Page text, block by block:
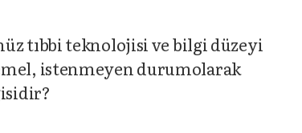
tıbbi teknolojisi ve bilgi düzeyi
istenmeyen durumolarak